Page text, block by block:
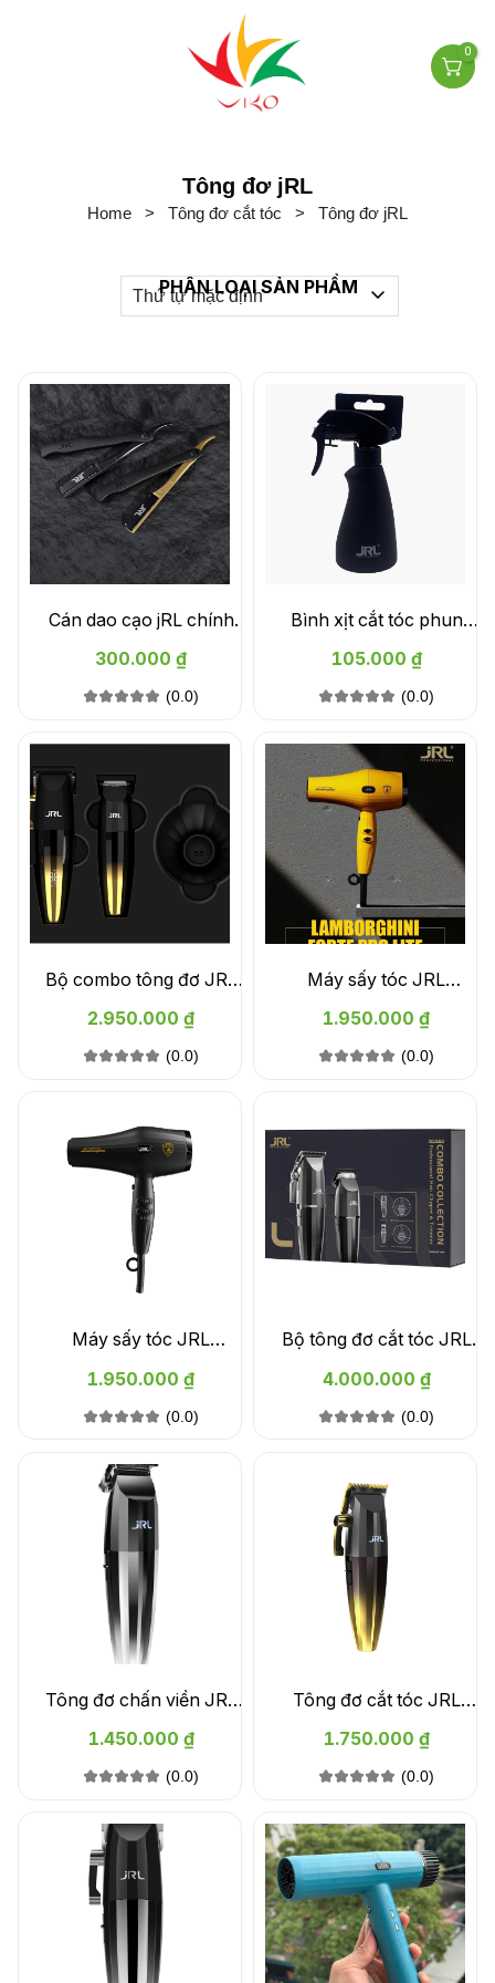
0
Tông đơ jRL
Home > Tông đơ cắt tóc > Tông đơ jRL
PHÂN LOẠI SẢN PHẨM
Thứ tự mặc định
Cán dao cạo jRL chính
hãng Black Magnetic
Straight Edge Razor
300.000 ₫
(0.0)
Bình xịt cắt tóc phun
sương jRL JC00374
105.000 ₫
(0.0)
Bộ combo tông đơ JRL
FF2020 Limited Gold
Collection Gold Clipper và
Trimmer Set
2.950.000 ₫
(0.0)
Máy sấy tóc JRL
Lamborghini Forte Pro Lite
2020L Dryer - màu vàng
1.950.000 ₫
(0.0)
Máy sấy tóc JRL
Lamborghini Forte Pro Lite
2020L Dryer - màu đen
1.950.000 ₫
(0.0)
Bộ tông đơ cắt tóc JRL
Onyx Combo
4.000.000 ₫
(0.0)
Tông đơ chấn viền JRL
FreshFade 2020T
1.450.000 ₫
(0.0)
Tông đơ cắt tóc JRL
FreshFade 2020C Gold
1.750.000 ₫
(0.0)